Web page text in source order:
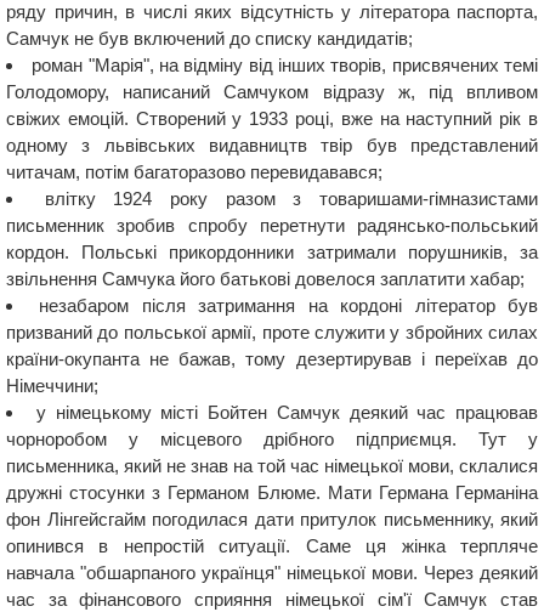
ряду причин, в числі яких відсутність у літератора паспорта,
Самчук не був включений до списку кандидатів;
роман "Марія", на відміну від інших творів, присвячених темі
Голодомору, написаний Самчуком відразу ж, під впливом
свіжих емоцій. Створений у 1933 році, вже на наступний рік в
одному з львівських видавництв твір був представлений
читачам, потім багаторазово перевидавався;
влітку 1924 року разом з товаришами-гімназистами
письменник зробив спробу перетнути радянсько-польський
кордон. Польські прикордонники затримали порушників, за
звільнення Самчука його батькові довелося заплатити хабар;
незабаром після затримання на кордоні літератор був
призваний до польської армії, проте служити у збройних силах
країни-окупанта не бажав, тому дезертирував і переїхав до
Німеччини;
у німецькому місті Бойтен Самчук деякий час працював
чорноробом у місцевого дрібного підприємця. Тут у
письменника, який не знав на той час німецької мови, склалися
дружні стосунки з Германом Блюме. Мати Германа Германіна
фон Лінгейсгайм погодилася дати притулок письменнику, який
опинився в непростій ситуації. Саме ця жінка терпляче
навчала "обшарпаного українця" німецької мови. Через деякий
час за фінансового сприяння німецької сім'ї Самчук став